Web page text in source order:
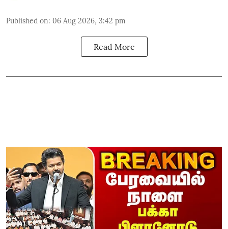
Published on: 06 Aug 2026, 3:42 pm
Read More